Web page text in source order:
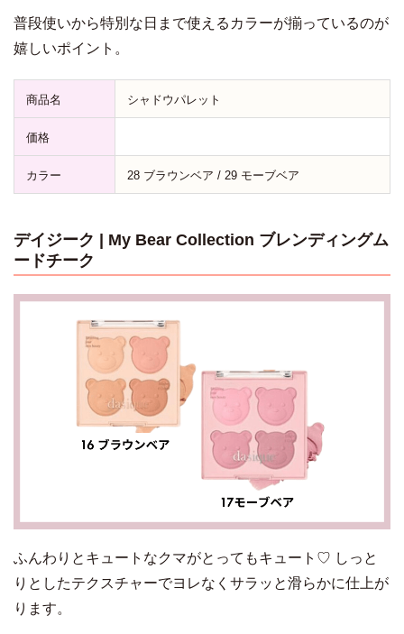
普段使いから特別な日まで使えるカラーが揃っているのが
嬉しいポイント。
商品名 シャドウパレット
価格
カラー 28 ブラウンベア / 29 モーブベア
デイジーク | My Bear Collection ブレンディングム
ードチーク
ふんわりとキュートなクマがとってもキュート♡ しっと
りとしたテクスチャーでヨレなくサラッと滑らかに仕上が
ります。